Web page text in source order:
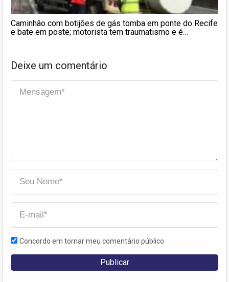
Caminhão com botijões de gás tomba em ponte do Recife
e bate em poste; motorista tem traumatismo e é
Deixe um comentário
Concordo em tornar meu comentário público